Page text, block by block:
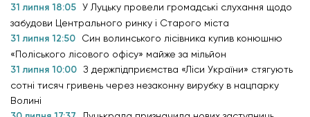
31 липня 18:05 У Луцьку провели громадські слухання щодо
забудови Центрального ринку і Старого міста
31 липня 12:50
Син волинського лісівника купив конюшню
«Поліського лісового офісу» майже за мільйон
31 липня 10:00 З держпідприємства «Ліси України» стягують
сотні тисяч гривень через незаконну вирубку в нацпарку
Волині